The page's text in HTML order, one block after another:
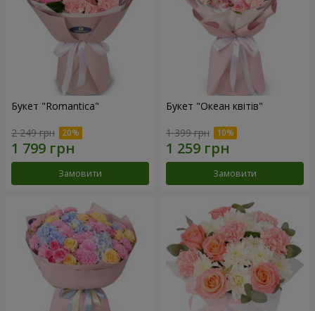
Букет "Romantica"
2 249 грн
Замовити
Букет "Океан квітів"
1 399 грн
Замовити